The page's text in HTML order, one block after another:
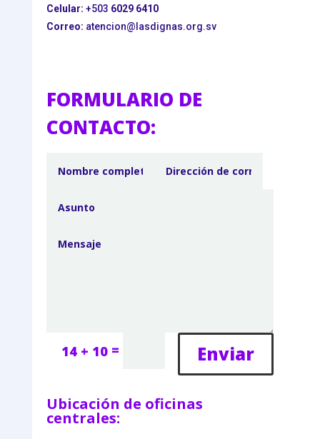
Celular: +503 6029 6410
Correo: atencion@lasdignas.org.sv
FORMULARIO DE
CONTACTO:
14 + 10 = Enviar
Ubicación de oficinas
centrales: